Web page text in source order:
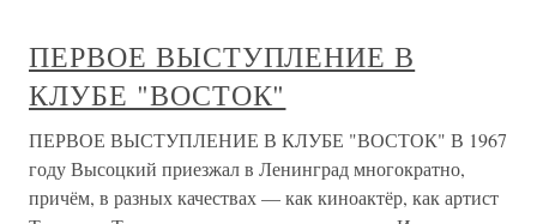
ПЕРВОЕ ВЫСТУПЛЕНИЕ В
КЛУБЕ "ВОСТОК"
ПЕРВОЕ ВЫСТУПЛЕНИЕ В КЛУБЕ "ВОСТОК" В 1967
году Высоцкий приезжал в Ленинград многократно,
причём, в разных качествах — как киноактёр, как артист